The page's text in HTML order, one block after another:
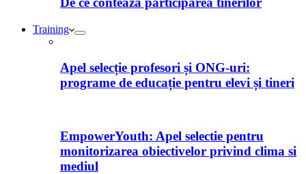
Training
Apel selecție profesori și ONG-uri:
programe de educație pentru elevi și tineri
EmpowerYouth: Apel selectie pentru
monitorizarea obiectivelor privind clima si
mediul